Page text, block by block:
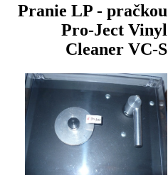
Pranie LP - pračkou
Pro-Ject Vinyl
Cleaner VC-S